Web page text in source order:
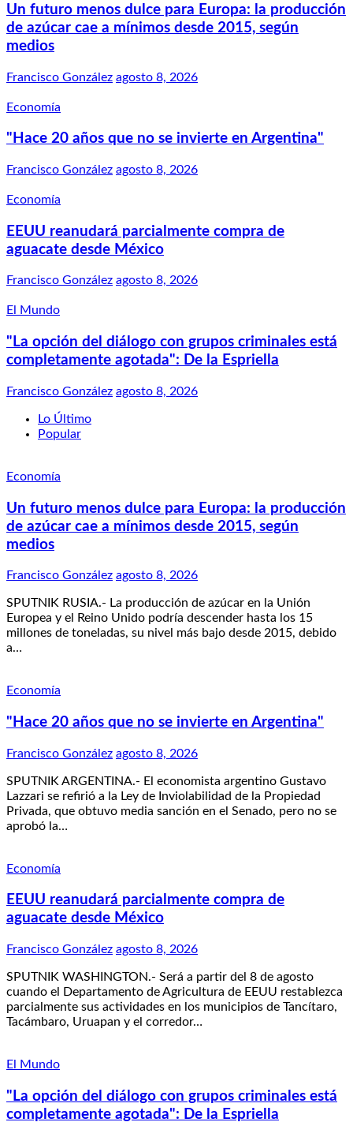
Un futuro menos dulce para Europa: la producción
de azúcar cae a mínimos desde 2015, según
medios
Francisco González agosto 8, 2026
Economía
"Hace 20 años que no se invierte en Argentina"
Francisco González agosto 8, 2026
Economía
EEUU reanudará parcialmente compra de
aguacate desde México
Francisco González agosto 8, 2026
El Mundo
"La opción del diálogo con grupos criminales está
completamente agotada": De la Espriella
Francisco González agosto 8, 2026
Lo Último
Popular
Economía
Un futuro menos dulce para Europa: la producción
de azúcar cae a mínimos desde 2015, según
medios
Francisco González agosto 8, 2026
SPUTNIK RUSIA.- La producción de azúcar en la Unión
Europea y el Reino Unido podría descender hasta los 15
millones de toneladas, su nivel más bajo desde 2015, debido
a…
Economía
"Hace 20 años que no se invierte en Argentina"
Francisco González agosto 8, 2026
SPUTNIK ARGENTINA.- El economista argentino Gustavo
Lazzari se refirió a la Ley de Inviolabilidad de la Propiedad
Privada, que obtuvo media sanción en el Senado, pero no se
aprobó la…
Economía
EEUU reanudará parcialmente compra de
aguacate desde México
Francisco González agosto 8, 2026
SPUTNIK WASHINGTON.- Será a partir del 8 de agosto
cuando el Departamento de Agricultura de EEUU restablezca
parcialmente sus actividades en los municipios de Tancítaro,
Tacámbaro, Uruapan y el corredor…
El Mundo
"La opción del diálogo con grupos criminales está
completamente agotada": De la Espriella